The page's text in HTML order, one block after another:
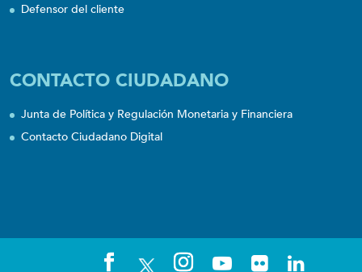
Defensor del cliente
CONTACTO CIUDADANO
Junta de Política y Regulación Monetaria y Financiera
Contacto Ciudadano Digital